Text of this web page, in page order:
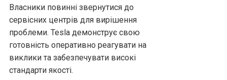
Власники повинні звернутися до
сервісних центрів для вирішення
проблеми. Tesla демонструє свою
готовність оперативно реагувати на
виклики та забезпечувати високі
стандарти якості.